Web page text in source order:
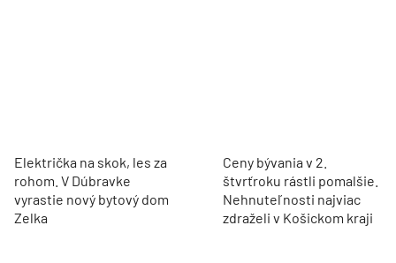
Električka na skok, les za
rohom. V Dúbravke
vyrastie nový bytový dom
Zelka
Ceny bývania v 2.
štvrťroku rástli pomalšie.
Nehnuteľnosti najviac
zdraželi v Košickom kraji